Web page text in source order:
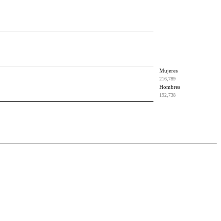
Mujeres
216,789
Hombres
192,738